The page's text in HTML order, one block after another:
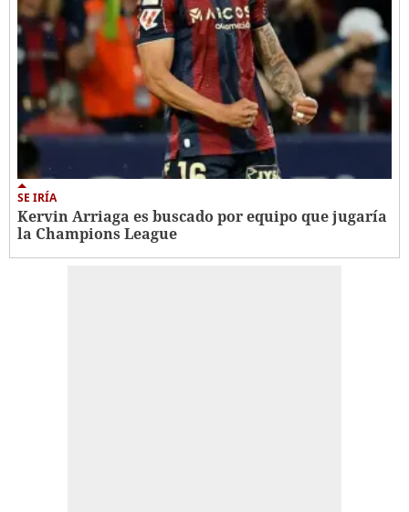
SE IRÍA
Kervin Arriaga es buscado por equipo que jugaría
la Champions League